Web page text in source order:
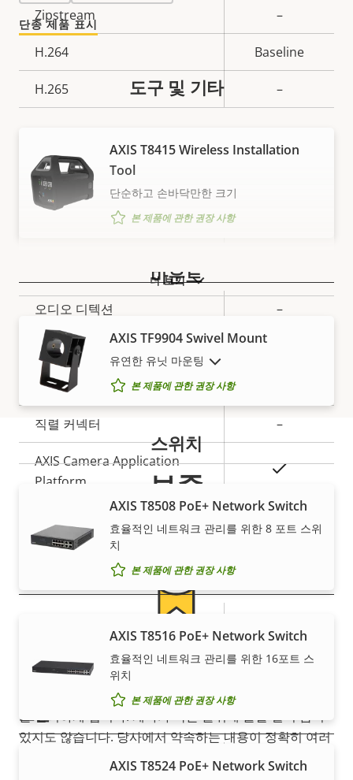
속
성
설
명
속
값
Zipstream –
H.264 Baseline
H.265 –
속
성
속
오디오 지원
양방향 오디오
속
성
설
명
속
성
값
오디오 디텍션 –
액티브 탬퍼링
알람 입력/출력
직렬 커넥터 –
AXIS Camera Application
Platform
예
설
값
PoE 클래스 2
보안
HTTPS 암호화 예
단종 제품 표시
더 보기
도구 및 기타
AXIS T8415 Wireless Installation
Tool
단순하고 손바닥만한 크기
본 제품에 관한 권장 사항
마운트
AXIS TF9904 Swivel Mount
유연한 유닛 마운팅
본 제품에 관한 권장 사항
스위치
AXIS T8508 PoE+ Network Switch
효율적인 네트워크 관리를 위한 8 포트 스위
치
본 제품에 관한 권장 사항
AXIS T8516 PoE+ Network Switch
효율적인 네트워크 관리를 위한 16포트 스
위치
본 제품에 관한 권장 사항
AXIS T8524 PoE+ Network Switch
단종 제품 표시
보증
안심할 수 있는 5년 보증
새로운 5년 보증을 통해 수년간 문제 없이 소유하고, 비용
을 관리하게 됩니다. 게다가 작은 글귀에 놀랄 일이 숨어
있지도 않습니다. 당사에서 약속하는 내용이 정확히 여러
분이 얻는 것입니다.